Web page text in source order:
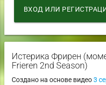
ВХОД ИЛИ
Истерика Фрирен
Frieren 2nd Season)
Создано на основе видео3